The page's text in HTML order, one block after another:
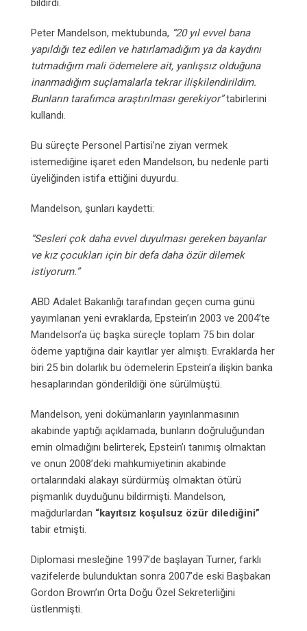
bildirdi.
Peter Mandelson, mektubunda, “20 yıl evvel bana
yapıldığı tez edilen ve hatırlamadığım ya da kaydını
tutmadığım mali ödemelere ait, yanlışsız olduğuna
inanmadığım suçlamalarla tekrar ilişkilendirildim.
Bunların tarafımca araştırılması gerekiyor”tabirlerini
kullandı.
Bu süreçte Personel Partisi’ne ziyan vermek
istemediğine işaret eden Mandelson, bu nedenle parti
üyeliğinden istifa ettiğini duyurdu.
Mandelson, şunları kaydetti:
“Sesleri çok daha evvel duyulması gereken bayanlar
ve kız çocukları için bir defa daha özür dilemek
istiyorum.”
ABD Adalet Bakanlığı tarafından geçen cuma günü
yayımlanan yeni evraklarda, Epstein’ın 2003 ve 2004’te
Mandelson’a üç başka süreçle toplam 75 bin dolar
ödeme yaptığına dair kayıtlar yer almıştı. Evraklarda her
biri 25 bin dolarlık bu ödemelerin Epstein’a ilişkin banka
hesaplarından gönderildiği öne sürülmüştü.
Mandelson, yeni dokümanların yayınlanmasının
akabinde yaptığı açıklamada, bunların doğruluğundan
emin olmadığını belirterek, Epstein’ı tanımış olmaktan
ve onun 2008’deki mahkumiyetinin akabinde
ortalarındaki alakayı sürdürmüş olmaktan ötürü
pişmanlık duyduğunu bildirmişti. Mandelson,
mağdurlardan “kayıtsız koşulsuz özür dilediğini”
tabir etmişti.
Diplomasi mesleğine 1997’de başlayan Turner, farklı
vazifelerde bulunduktan sonra 2007’de eski Başbakan
Gordon Brown’ın Orta Doğu Özel Sekreterliğini
üstlenmişti.